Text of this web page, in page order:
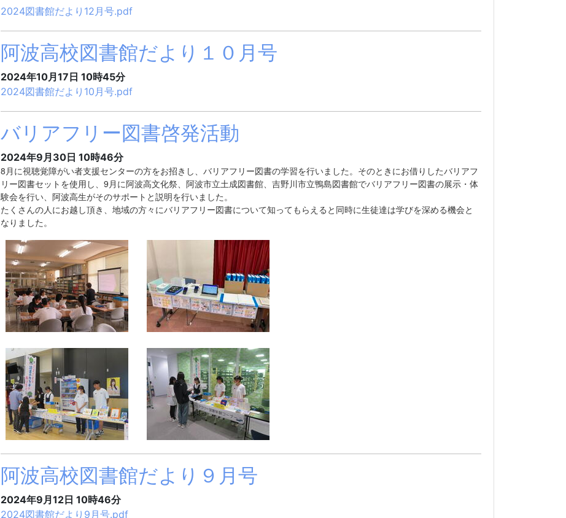
2024図書館だより12月号.pdf
阿波高校図書館だより１０月号
2024年10月17日 10時45分
2024図書館だより10月号.pdf
バリアフリー図書啓発活動
2024年9月30日 10時46分
8月に視聴覚障がい者支援センターの方をお招きし、バリアフリー図書の学習を行いました。そのときにお借りしたバリアフ
リー図書セットを使用し、9月に阿波高文化祭、阿波市立土成図書館、吉野川市立鴨島図書館でバリアフリー図書の展示・体
験会を行い、阿波高生がそのサポートと説明を行いました。
たくさんの人にお越し頂き、地域の方々にバリアフリー図書について知ってもらえると同時に生徒達は学びを深める機会と
なりました。
阿波高校図書館だより９月号
2024年9月12日 10時46分
2024図書館だより9月号.pdf